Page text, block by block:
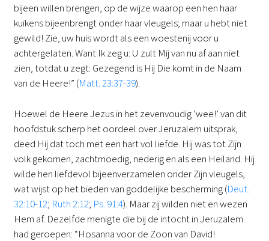
bijeen willen brengen, op de wijze waarop een hen haar
kuikens bijeenbrengt onder haar vleugels; maar u hebt niet
gewild! Zie, uw huis wordt als een woestenij voor u
achtergelaten. Want Ik zeg u: U zult Mij van nu af aan niet
zien, totdat u zegt: Gezegend is Hij Die komt in de Naam
van de Heere!” (Matt. 23:37-39).
Hoewel de Heere Jezus in het zevenvoudig ‘wee!’ van dit
hoofdstuk scherp het oordeel over Jeruzalem uitsprak,
deed Hij dat toch met een hart vol liefde. Hij was tot Zijn
volk gekomen, zachtmoedig, nederig en als een Heiland. Hij
wilde hen liefdevol bijeenverzamelen onder Zijn vleugels,
wat wijst op het bieden van goddelijke bescherming (Deut.
32:10-12; Ruth 2:12; Ps. 91:4). Maar zij wilden niet en wezen
Hem af. Dezelfde menigte die bij de intocht in Jeruzalem
had geroepen: “Hosanna voor de Zoon van David!